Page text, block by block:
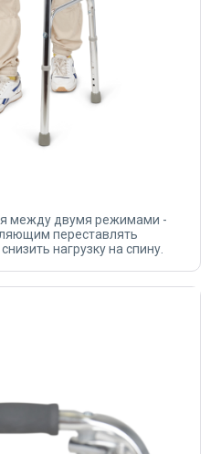
между двумя режимами -
переставлять
нагрузку на спину.